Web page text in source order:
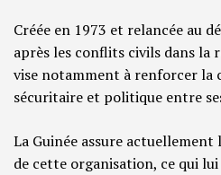
Créée en 1973 et relancée au
après les conflits civils dans
vise notamment à renforcer la
sécuritaire et politique entre
La Guinée assure
de cette organisation, ce qui